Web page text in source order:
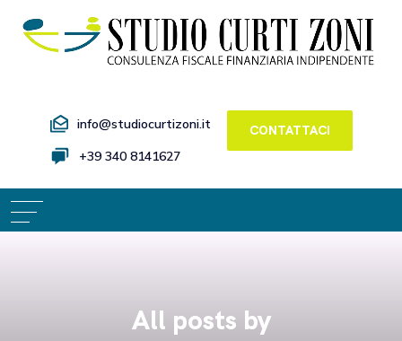
info@studiocurtizoni.it
+39 340 8141627
CONTATTACI
All posts by